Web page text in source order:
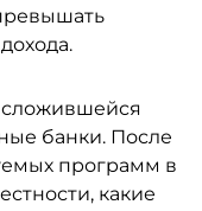
сложившейся
банки. После
программ в
какие